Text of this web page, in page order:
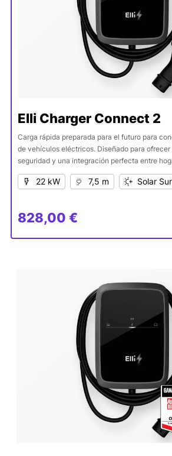
Elli Charger Connect 2
Carga rápida preparada para el futuro para
de vehículos eléctricos. Diseñado para
seguridad y una integración perfecta entre
eléctrico.
22 kW 7,5 m Solar
828,00 €